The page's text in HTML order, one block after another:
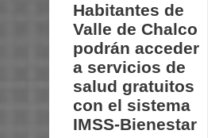
Habitantes de
Valle de Chalco
podrán acceder
a servicios de
salud gratuitos
con el sistema
IMSS-Bienestar